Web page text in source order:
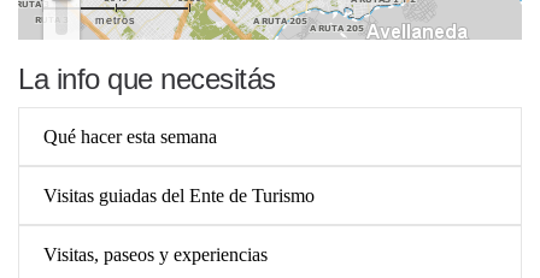
metros
La info que necesitás
Qué hacer esta semana
Visitas guiadas del Ente de Turismo
Visitas, paseos y experiencias